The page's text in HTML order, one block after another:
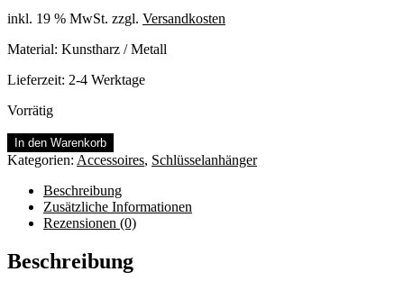
inkl. 19 % MwSt. zzgl. Versandkosten
Material: Kunstharz / Metall
Lieferzeit: 2-4 Werktage
Vorrätig
Schweinchen
Ringelshirt
Menge
In den Warenkorb
Kategorien: Accessoires, Schlüsselanhänger
Beschreibung
Zusätzliche Informationen
Rezensionen (0)
Beschreibung